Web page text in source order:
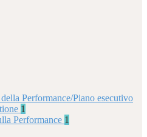
Performance/Piano esecutivo
1
Performance 1